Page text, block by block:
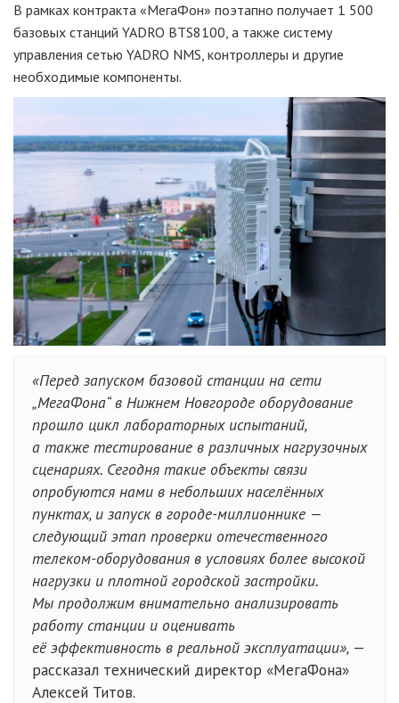
В рамках контракта «МегаФон» поэтапно получает 1 500
базовых станций YADRO BTS8100, а также систему
управления сетью YADRO NMS, контроллеры и другие
необходимые компоненты.
«Перед запуском базовой станции на сети
„МегаФона“ в Нижнем Новгороде оборудование
прошло цикл лабораторных испытаний,
а также тестирование в различных нагрузочных
сценариях. Сегодня такие объекты связи
опробуются нами в небольших населённых
пунктах, и запуск в городе-миллионнике —
следующий этап проверки отечественного
телеком-оборудования в условиях более высокой
нагрузки и плотной городской застройки.
Мы продолжим внимательно анализировать
работу станции и оценивать
её эффективность в реальной эксплуатации», —
рассказал технический директор «МегаФона»
Алексей Титов.